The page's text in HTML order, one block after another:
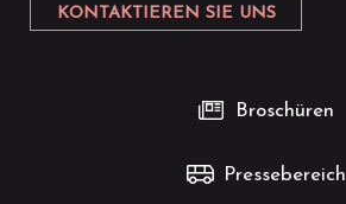
KONTAKTIEREN SIE UNS
Broschüren
Pressebereich